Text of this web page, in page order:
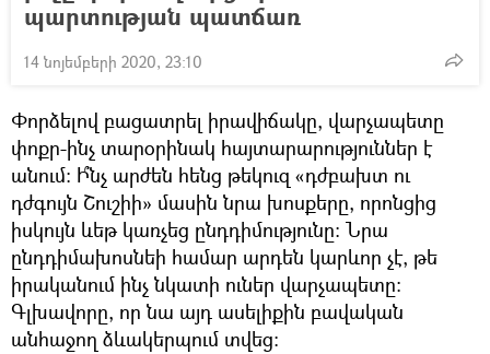
պարտության պատճառ
14 նոյեմբերի 2020, 23:10
Փորձելով բացատրել իրավիճակը, վարչապետը
փոքր-ինչ տարօրինակ հայտարարություններ է
անում։ Ի՞նչ արժեն հենց թեկուզ «դժբախտ ու
դժգույն Շուշիի» մասին նրա խոսքերը, որոնցից
իսկույն ևեթ կառչեց ընդդիմությունը։ Նրա
ընդդիմախոսնեի համար արդեն կարևոր չէ, թե
իրականում ինչ նկատի ուներ վարչապետը։
Գլխավորը, որ նա այդ ասելիքին բավական
անհաջող ձևակերպում տվեց։